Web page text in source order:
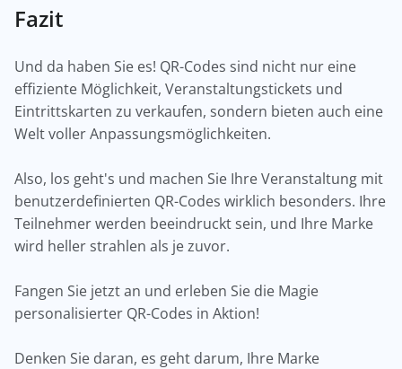
Fazit
Und da haben Sie es! QR-Codes sind nicht nur eine
effiziente Möglichkeit, Veranstaltungstickets und
Eintrittskarten zu verkaufen, sondern bieten auch eine
Welt voller Anpassungsmöglichkeiten.
Also, los geht's und machen Sie Ihre Veranstaltung mit
benutzerdefinierten QR-Codes wirklich besonders. Ihre
Teilnehmer werden beeindruckt sein, und Ihre Marke
wird heller strahlen als je zuvor.
Fangen Sie jetzt an und erleben Sie die Magie
personalisierter QR-Codes in Aktion!
Denken Sie daran, es geht darum, Ihre Marke